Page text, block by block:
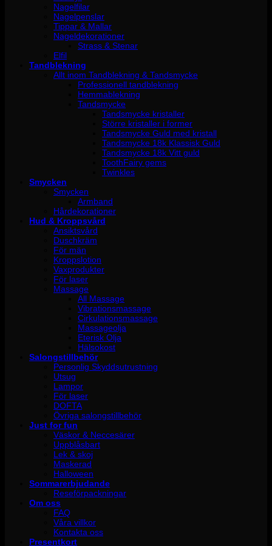
Nagelfilar
Nagelpenslar
Tippar & Mallar
Nageldekorationer
Strass & Stenar
Elfil
Tandblekning
Allt inom Tandblekning & Tandsmycke
Professionell tandblekning
Hemmablekning
Tandsmycke
Tandsmycke kristaller
Större kristaller i former
Tandsmycke Guld med kristall
Tandsmycke 18k Klassisk Guld
Tandsmycke 18k Vitt guld
ToothFairy gems
Twinkles
Smycken
Smycken
Armband
Hårdekorationer
Hud & Kroppsvård
Ansiktsvård
Duschkräm
För män
Kroppslotion
Vaxprodukter
För laser
Massage
All Massage
Vibrationsmassage
Cirkulationsmassage
Massageolja
Eterisk Olja
Hälsokost
Salongstillbehör
Personlig Skyddsutrustning
Utsug
Lampor
För laser
DOFTA
Övriga salongstillbehör
Just for fun
Väskor & Neccesärer
Uppblåsbart
Lek & skoj
Maskerad
Halloween
Sommarerbjudande
Reseförpackningar
Om oss
FAQ
Våra villkor
Kontakta oss
Presentkort